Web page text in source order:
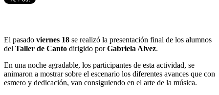
El pasado viernes 18 se realizó la presentación final de los alumnos
del Taller de Canto dirigido porGabriela Alvez.
En una noche agradable, los participantes de esta actividad, se
animaron a mostrar sobre el escenario los diferentes avances que con
esmero y dedicación, van consiguiendo en el arte de la música.